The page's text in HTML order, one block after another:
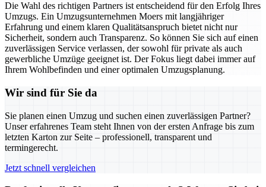
Die Wahl des richtigen Partners ist entscheidend für den Erfolg Ihres
Umzugs. Ein Umzugsunternehmen Moers mit langjähriger
Erfahrung und einem klaren Qualitätsanspruch bietet nicht nur
Sicherheit, sondern auch Transparenz. So können Sie sich auf einen
zuverlässigen Service verlassen, der sowohl für private als auch
gewerbliche Umzüge geeignet ist. Der Fokus liegt dabei immer auf
Ihrem Wohlbefinden und einer optimalen Umzugsplanung.
Wir sind für Sie da
Sie planen einen Umzug und suchen einen zuverlässigen Partner?
Unser erfahrenes Team steht Ihnen von der ersten Anfrage bis zum
letzten Karton zur Seite – professionell, transparent und
termingerecht.
Jetzt schnell vergleichen